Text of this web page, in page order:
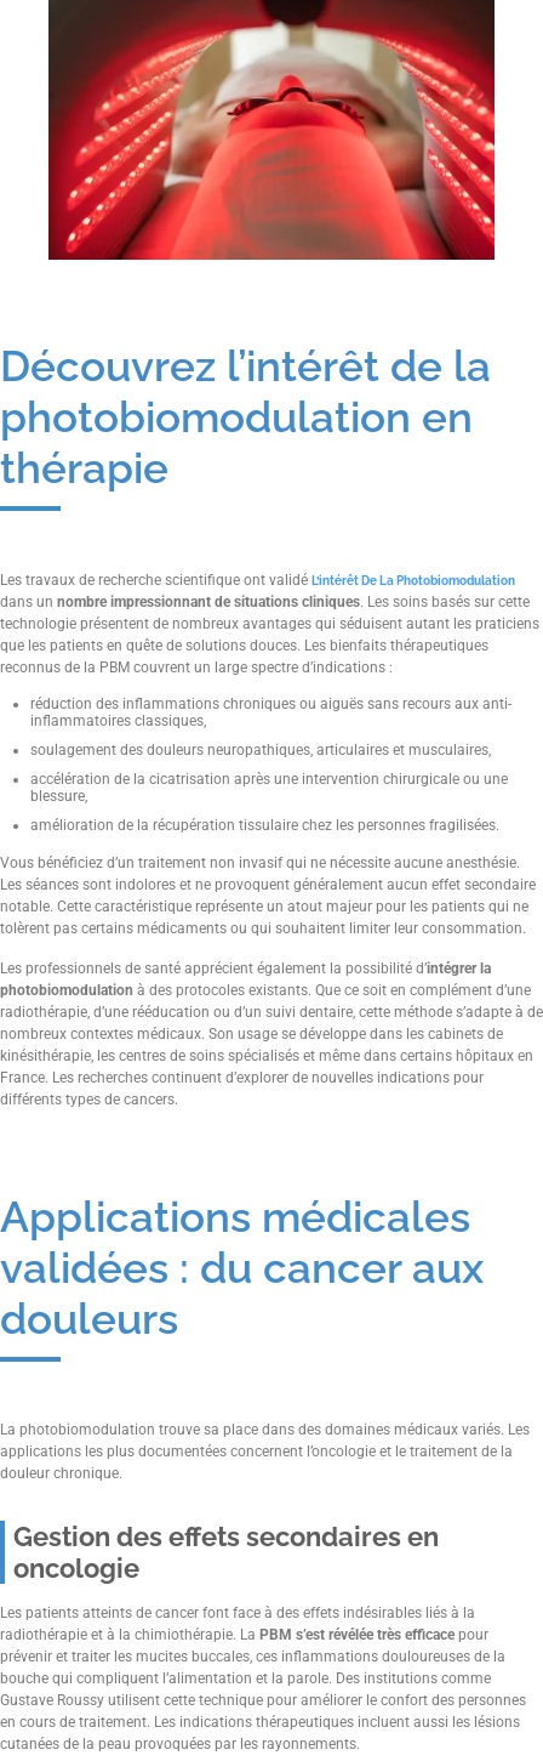
Découvrez l’intérêt de la
photobiomodulation en
thérapie
Les travaux de recherche scientifique ont validé L’intérêt De La Photobiomodulation
dans un nombre impressionnant de situations cliniques. Les soins basés sur cette
technologie présentent de nombreux avantages qui séduisent autant les praticiens
que les patients en quête de solutions douces. Les bienfaits thérapeutiques
reconnus de la PBM couvrent un large spectre d’indications :
réduction des inflammations chroniques ou aiguës sans recours aux anti-
inflammatoires classiques,
soulagement des douleurs neuropathiques, articulaires et musculaires,
accélération de la cicatrisation après une intervention chirurgicale ou une
blessure,
amélioration de la récupération tissulaire chez les personnes fragilisées.
Vous bénéficiez d’un traitement non invasif qui ne nécessite aucune anesthésie.
Les séances sont indolores et ne provoquent généralement aucun effet secondaire
notable. Cette caractéristique représente un atout majeur pour les patients qui ne
tolèrent pas certains médicaments ou qui souhaitent limiter leur consommation.
Les professionnels de santé apprécient également la possibilité d’intégrer la
photobiomodulation à des protocoles existants. Que ce soit en complément d’une
radiothérapie, d’une rééducation ou d’un suivi dentaire, cette méthode s’adapte à de
nombreux contextes médicaux. Son usage se développe dans les cabinets de
kinésithérapie, les centres de soins spécialisés et même dans certains hôpitaux en
France. Les recherches continuent d’explorer de nouvelles indications pour
différents types de cancers.
Applications médicales
validées : du cancer aux
douleurs
La photobiomodulation trouve sa place dans des domaines médicaux variés. Les
applications les plus documentées concernent l’oncologie et le traitement de la
douleur chronique.
Gestion des effets secondaires en
oncologie
Les patients atteints de cancer font face à des effets indésirables liés à la
radiothérapie et à la chimiothérapie. La PBM s’est révélée très efficace pour
prévenir et traiter les mucites buccales, ces inflammations douloureuses de la
bouche qui compliquent l’alimentation et la parole. Des institutions comme
Gustave Roussy utilisent cette technique pour améliorer le confort des personnes
en cours de traitement. Les indications thérapeutiques incluent aussi les lésions
cutanées de la peau provoquées par les rayonnements.